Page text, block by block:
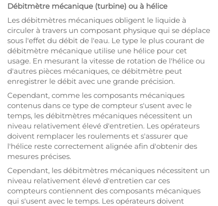
Débitmètre mécanique (turbine) ou à hélice
Les débitmètres mécaniques obligent le liquide à
circuler à travers un composant physique qui se déplace
sous l'effet du débit de l'eau. Le type le plus courant de
débitmètre mécanique utilise une hélice pour cet
usage. En mesurant la vitesse de rotation de l'hélice ou
d'autres pièces mécaniques, ce débitmètre peut
enregistrer le débit avec une grande précision.
Cependant, comme les composants mécaniques
contenus dans ce type de compteur s'usent avec le
temps, les débitmètres mécaniques nécessitent un
niveau relativement élevé d'entretien. Les opérateurs
doivent remplacer les roulements et s'assurer que
l'hélice reste correctement alignée afin d'obtenir des
mesures précises.
Cependant, les débitmètres mécaniques nécessitent un
niveau relativement élevé d'entretien car ces
compteurs contiennent des composants mécaniques
qui s'usent avec le temps. Les opérateurs doivent